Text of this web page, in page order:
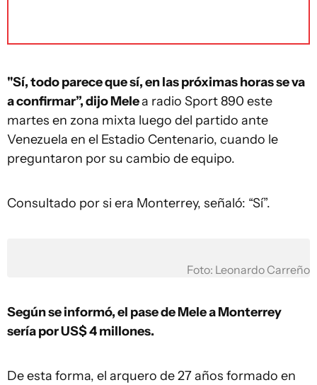
"Sí, todo parece que sí, en las próximas horas se va
a confirmar”, dijo Melea radio Sport 890 este
martes en zona mixta luego del partido ante
Venezuela en el Estadio Centenario, cuando le
preguntaron por su cambio de equipo.
Consultado por si era Monterrey, señaló: “Sí”.
Foto: Leonardo Carreño
Según se informó, el pase de Mele a Monterrey
sería por US$ 4 millones.
De esta forma, el arquero de 27 años formado en